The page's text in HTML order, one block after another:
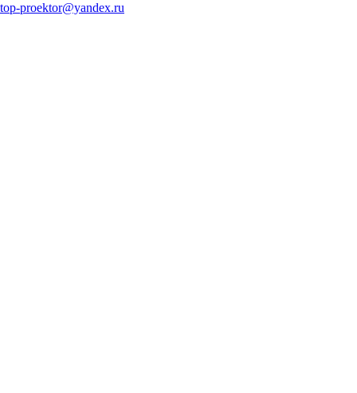
top-proektor@yandex.ru